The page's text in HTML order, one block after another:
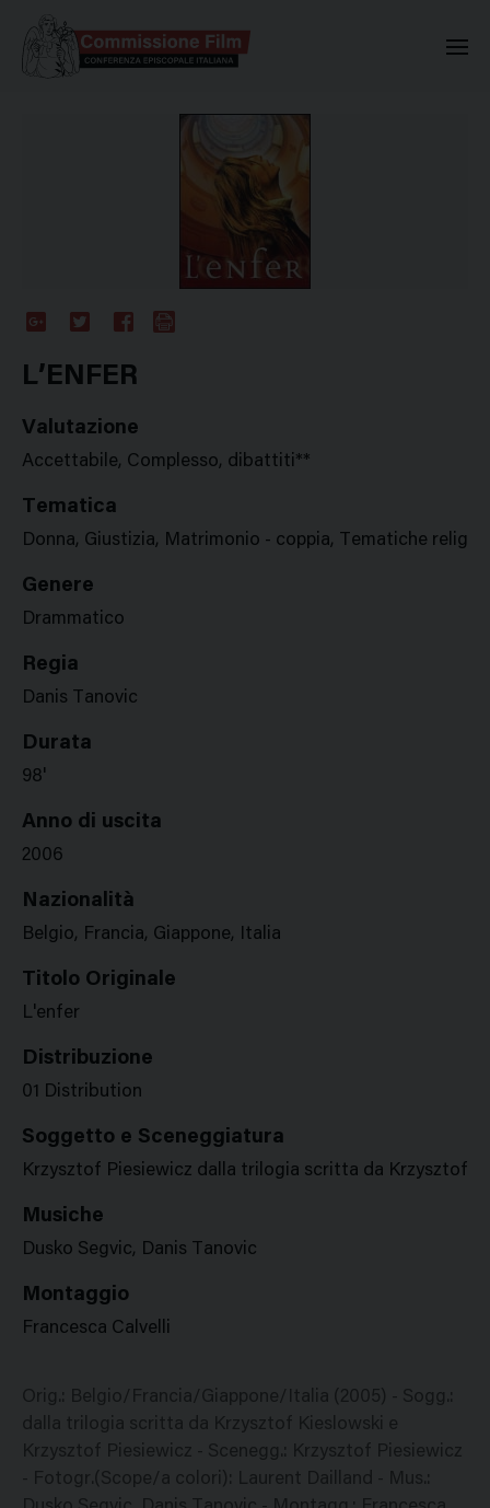
Plus
L’ENFER
Valutazione
Accettabile, Complesso, dibattiti**
Tematica
Donna, Giustizia, Matrimonio - coppia, Tematiche
Genere
Drammatico
Regia
Danis Tanovic
Durata
98'
Anno di uscita
2006
Nazionalità
Belgio, Francia, Giappone, Italia
Titolo Originale
L'enfer
Distribuzione
01 Distribution
Soggetto e Sceneggiatura
Krzysztof Piesiewicz dalla trilogia scritta da Krzysztof
Musiche
Dusko Segvic, Danis Tanovic
Montaggio
Francesca Calvelli
Orig.: Belgio/Francia/Giappone/Italia (2005) - Sogg.:
dalla trilogia scritta da Krzysztof Kieslowski e
Krzysztof Piesiewicz - Scenegg.: Krzysztof Piesiewicz
- Fotogr.(Scope/a colori): Laurent Dailland - Mus.: